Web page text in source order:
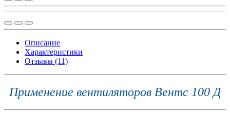
Описание
Характеристики
Отзывы (11)
Применение вентиляторов Вентс 100 Д